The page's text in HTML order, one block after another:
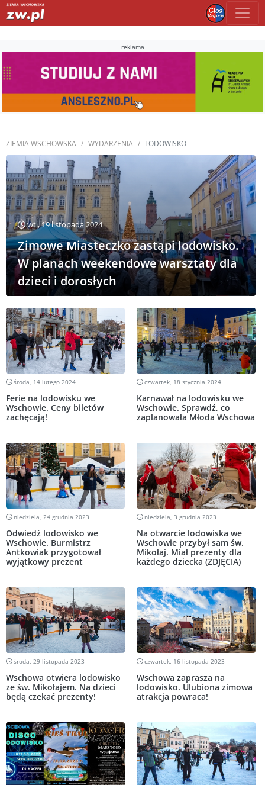
reklama
ZIEMIA WSCHOWSKA WYDARZENIA LODOWISKO
wt., 19 listopada 2024
Zimowe Miasteczko zastąpi lodowisko.
W planach weekendowe warsztaty dla
dzieci i dorosłych
środa, 14 lutego 2024
Ferie na lodowisku we
Wschowie. Ceny biletów
zachęcają!
czwartek, 18 stycznia 2024
Karnawał na lodowisku we
Wschowie. Sprawdź, co
zaplanowała Młoda Wschowa
niedziela, 24 grudnia 2023
Odwiedź lodowisko we
Wschowie. Burmistrz
Antkowiak przygotował
wyjątkowy prezent
niedziela, 3 grudnia 2023
Na otwarcie lodowiska we
Wschowie przybył sam św.
Mikołaj. Miał prezenty dla
każdego dziecka (ZDJĘCIA)
środa, 29 listopada 2023
Wschowa otwiera lodowisko
ze św. Mikołajem. Na dzieci
będą czekać prezenty!
czwartek, 16 listopada 2023
Wschowa zaprasza na
lodowisko. Ulubiona zimowa
atrakcja powraca!